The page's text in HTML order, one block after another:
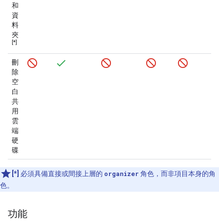
和
資
料
夾
[*]
刪
除
空
白
共
用
雲
端
硬
碟
[*] 必須具備直接或間接上層的 organizer 角色，而非項目本身的角
色。
功能